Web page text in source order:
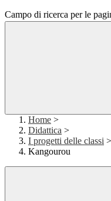
Campo di ricerca per le
Home >
Didattica >
I progetti delle classi >
Kangourou